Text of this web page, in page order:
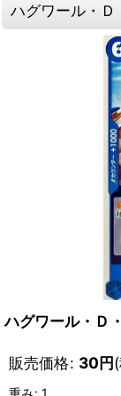
ハグワール・
ハグワール・Ｄ
販売価格: 30円
重み: 1